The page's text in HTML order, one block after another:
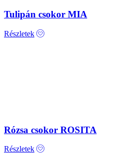
Tulipán csokor MIA
Részletek
Rózsa csokor ROSITA
Részletek